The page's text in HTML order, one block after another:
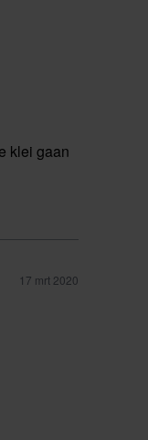
klei gaan
17 mrt 2020